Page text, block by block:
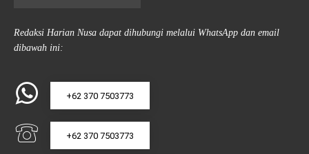
Redaksi Harian Nusa dapat dihubungi melalui WhatsApp dan email
dibawah ini:
+62 370 7503773
+62 370 7503773